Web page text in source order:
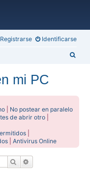
Identificarse
Registrarse
mi PC
No postear en paralelo
de abrir otro
|Antivirus Online
Buscar